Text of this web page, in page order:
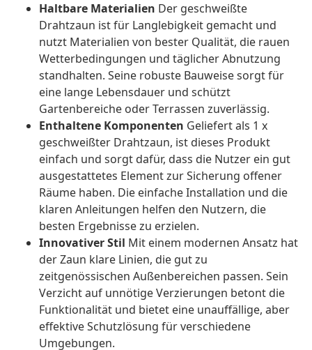
Haltbare Materialien Der geschweißte
Drahtzaun ist für Langlebigkeit gemacht und
nutzt Materialien von bester Qualität, die rauen
Wetterbedingungen und täglicher Abnutzung
standhalten. Seine robuste Bauweise sorgt für
eine lange Lebensdauer und schützt
Gartenbereiche oder Terrassen zuverlässig.
Enthaltene Komponenten Geliefert als 1 x
geschweißter Drahtzaun, ist dieses Produkt
einfach und sorgt dafür, dass die Nutzer ein gut
ausgestattetes Element zur Sicherung offener
Räume haben. Die einfache Installation und die
klaren Anleitungen helfen den Nutzern, die
besten Ergebnisse zu erzielen.
Innovativer Stil Mit einem modernen Ansatz hat
der Zaun klare Linien, die gut zu
zeitgenössischen Außenbereichen passen. Sein
Verzicht auf unnötige Verzierungen betont die
Funktionalität und bietet eine unauffällige, aber
effektive Schutzlösung für verschiedene
Umgebungen.